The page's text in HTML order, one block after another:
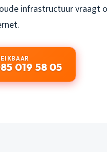
infrastructuur vraagt
019 58 05